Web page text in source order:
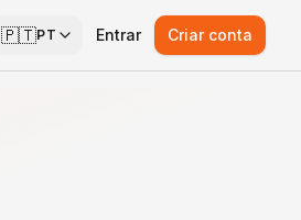
🇵🇹PT Entrar Criar conta